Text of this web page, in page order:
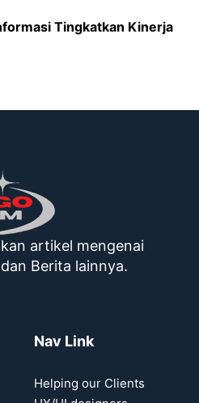
Tingkatkan Kinerja
artikel mengenai
Berita lainnya.
Nav Link
Helping our Clients